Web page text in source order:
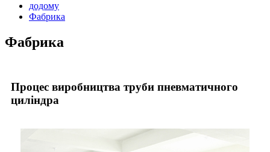
додому
Фабрика
Фабрика
Процес виробництва труби пневматичного
циліндра